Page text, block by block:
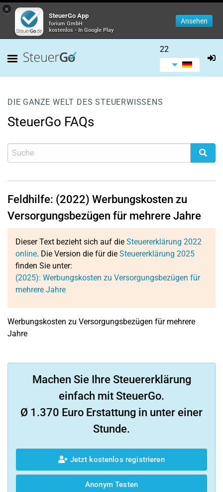
×
SteuerGo App
forium GmbH
kostenlos - In Google Play
Ansehen
22
DIE GANZE WELT DES STEUERWISSENS
SteuerGo FAQs
Feldhilfe: (2022) Werbungskosten zu
Versorgungsbezügen für mehrere Jahre
Dieser Text bezieht sich auf die Steuererklärung 2022
online. Die Version die für die Steuererklärung 2025
finden Sie unter:
(2025): Werbungskosten zu Versorgungsbezügen für
mehrere Jahre
Werbungskosten zu Versorgungsbezügen für mehrere
Jahre
Machen Sie Ihre Steuererklärung
einfach mit SteuerGo.
Ø 1.370 Euro Erstattung in unter einer
Stunde.
Jetzt kostenlos registrieren
Anonym Testen